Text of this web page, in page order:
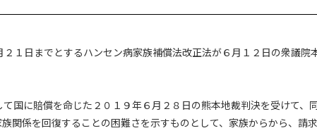
１日までとするハンセン病家族補償法改正法が６月１２日の衆議院
に賠償を命じた２０１９年６月２８日の熊本地裁判決を受けて、
関係を回復することの困難さを示すものとして、家族からから、請